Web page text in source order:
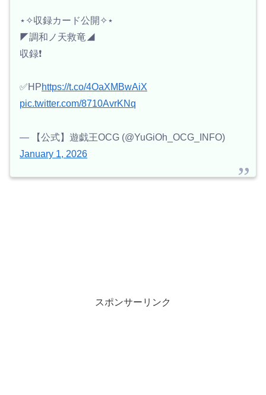
⋆✧収録カード公開✧⋆
◤調和ノ天救竜◢
収録❗️
✅HPhttps://t.co/4OaXMBwAiX
pic.twitter.com/8710AvrKNq
— 【公式】遊戯王OCG (@YuGiOh_OCG_INFO)
January 1, 2026
スポンサーリンク